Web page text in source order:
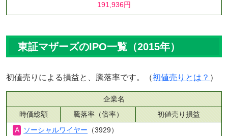
191,936円
東証マザーズのIPO一覧（2015年）
初値売りによる損益と、騰落率です。（初値売りとは？ ）
企業名
時価総額
騰落率（倍率）
初値売り損益
ソーシャルワイヤー （3929）